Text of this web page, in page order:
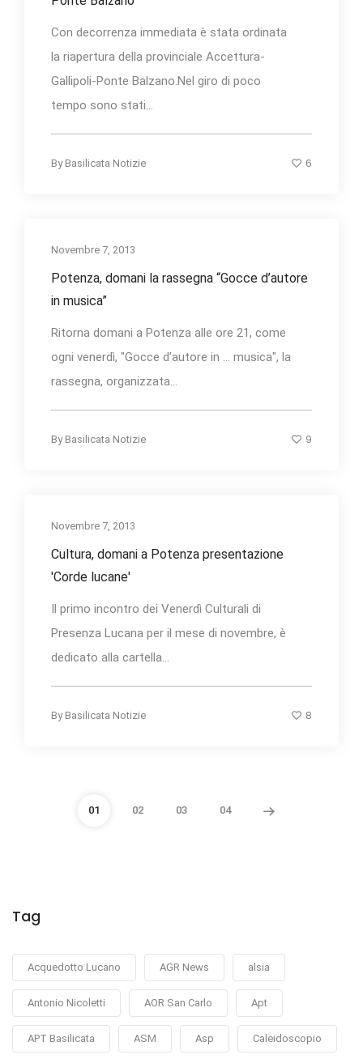
Con decorrenza immediata è stata ordinata
la riapertura della provinciale Accettura-
Gallipoli-Ponte Balzano.Nel giro di poco
tempo sono stati...
By Basilicata Notizie 6
Novembre 7, 2013
Potenza, domani la rassegna “Gocce d’autore
in musica”
Ritorna domani a Potenza alle ore 21, come
ogni venerdì, "Gocce d’autore in … musica", la
rassegna, organizzata...
By Basilicata Notizie 9
Novembre 7, 2013
Cultura, domani a Potenza presentazione
'Corde lucane'
Il primo incontro dei Venerdì Culturali di
Presenza Lucana per il mese di novembre, è
dedicato alla cartella...
By Basilicata Notizie 8
01 02 03 04
Tag
Acquedotto Lucano AGR News alsia
Antonio Nicoletti AOR San Carlo Apt
APT Basilicata ASM Asp Caleidoscopio